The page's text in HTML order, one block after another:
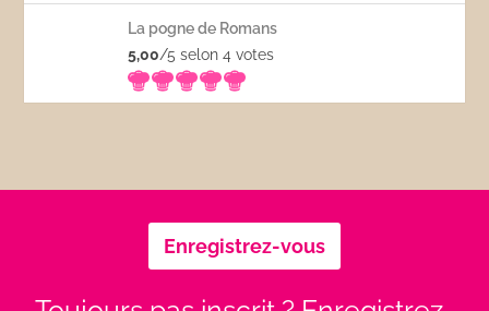
La pogne de Romans
5,00/5 selon 4votes
Enregistrez-vous